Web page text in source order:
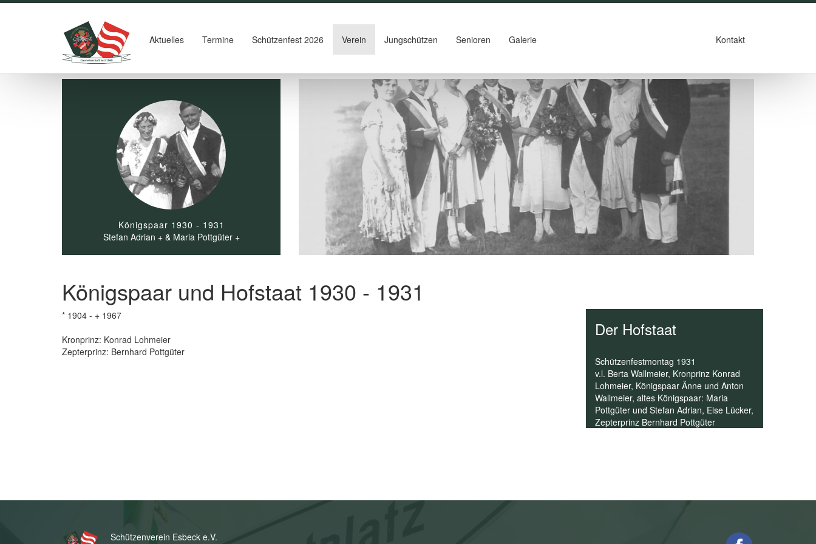
Aktuelles Termine Schützenfest 2026 Verein Jungschützen Senioren Galerie Kontakt
Königspaar 1930 - 1931
Stefan Adrian + & Maria Pottgüter +
Königspaar und Hofstaat 1930 - 1931
* 1904 - + 1967
Kronprinz: Konrad Lohmeier
Zepterprinz: Bernhard Pottgüter
Der Hofstaat
Schützenfestmontag 1931
v.l. Berta Wallmeier, Kronprinz Konrad
Lohmeier, Königspaar Änne und Anton
Wallmeier, altes Königspaar: Maria
Pottgüter und Stefan Adrian, Else Lücker,
Zepterprinz Bernhard Pottgüter
Schützenverein Esbeck e.V.